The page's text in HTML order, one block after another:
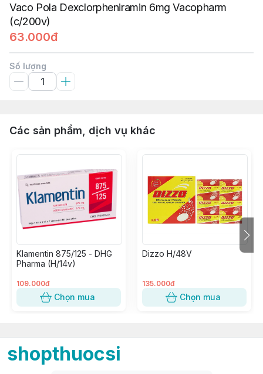
Vaco Pola Dexclorpheniramin 6mg Vacopharm
(c/200v)
63.000đ
Số lượng
Các sản phẩm, dịch vụ khác
Klamentin 875/125 - DHG
Pharma (H/14v)
109.000đ
Chọn mua
Dizzo H/48V
135.000đ
Chọn mua
shopthuocsi